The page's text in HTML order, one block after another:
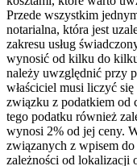
Przede wszystkim
notarialna, która jest
zakresu usług
wynosić od kilku do
należy uwzględnić przy
właściciel musi liczyć
związku z podatkiem od
tego podatku również
wynosi 2% od jej ceny.
związanych z wpisem
zależności od lokalizacji